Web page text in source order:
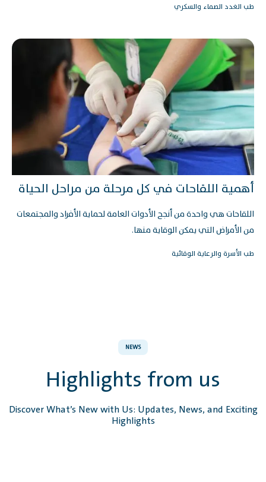
طب الغدد الصماء والسكري
أهمية اللقاحات في كل مرحلة من مراحل الحياة
اللقاحات هي واحدة من أنجح الأدوات العامة لحماية الأفراد والمجتمعات
من الأمراض التي يمكن الوقاية منها.
طب الأسرة والرعاية الوقائية
NEWS
Highlights from us
Discover What’s New with Us: Updates, News, and Exciting
Highlights